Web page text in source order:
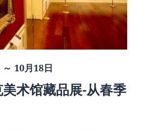
10月18日
术馆藏品展-从春季